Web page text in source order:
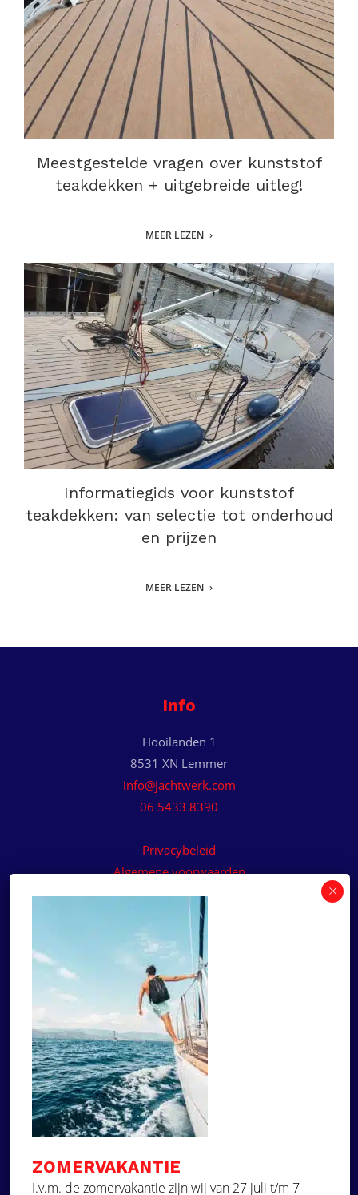
Meestgestelde vragen over kunststof
teakdekken + uitgebreide uitleg!
MEER LEZEN
Informatiegids voor kunststof
teakdekken: van selectie tot onderhoud
en prijzen
MEER LEZEN
Info
Hooilanden 1
8531 XN Lemmer
info@jachtwerk.com
06 5433 8390
Privacybeleid
Algemene voorwaarden
Algemene voorwaarden paneelservice
Offerte aanvragen
Wilt u een prijsvoorstel op maat ontvangen voor
een kunststof teakdek voor uw boot? Vraag een
vrijblijvende offerte aan!
Offerte aanvragen
Ga naar
Over ons
Projecten
ZOMERVAKANTIE
I.v.m. de zomervakantie zijn wij van 27 juli t/m 7
Deze website maakt
gebruik van cookies.
Deze website gebruikt cookies om uw
gebruikerservaring te verbeteren. Door
onze website te gebruiken, stemt u in met
alle cookies in overeenstemming met ons
STRIKT NOODZAKELIJK